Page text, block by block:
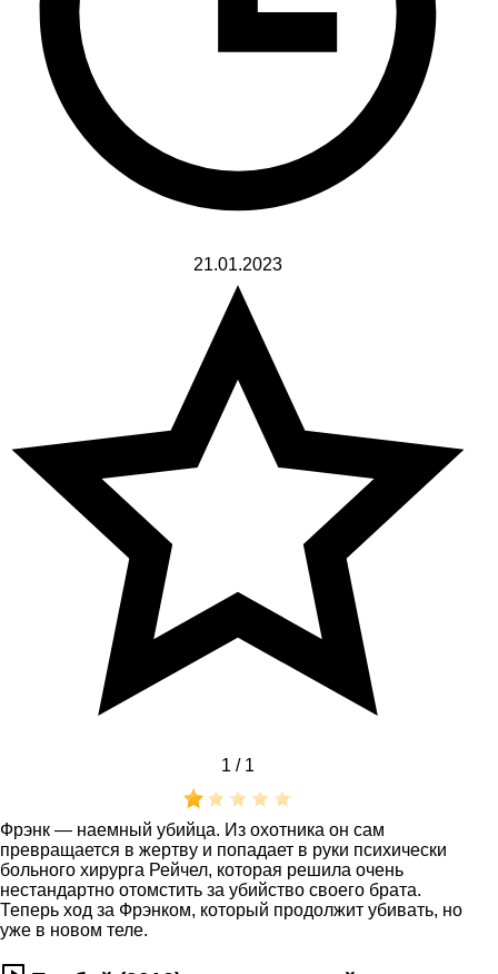
21.01.2023
1 / 1
Фрэнк — наемный убийца. Из охотника он сам
превращается в жертву и попадает в руки психически
больного хирурга Рейчел, которая решила очень
нестандартно отомстить за убийство своего брата.
Теперь ход за Фрэнком, который продолжит убивать, но
уже в новом теле.